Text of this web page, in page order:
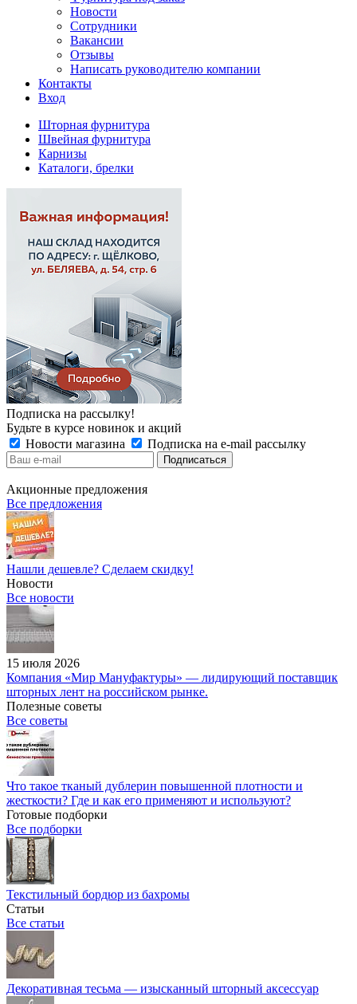
Новости
Сотрудники
Вакансии
Отзывы
Написать руководителю компании
Контакты
Вход
Шторная фурнитура
Швейная фурнитура
Карнизы
Каталоги, брелки
Подписка на рассылку!
Будьте в курсе новинок и акций
Новости магазина
Подписка на e-mail рассылку
Акционные предложения
Все предложения
Нашли дешевле? Сделаем скидку!
Новости
Все новости
15 июля 2026
Компания «Мир Мануфактуры» — лидирующий поставщик
шторных лент на российском рынке.
Полезные советы
Все советы
Что такое тканый дублерин повышенной плотности и
жесткости? Где и как его применяют и используют?
Готовые подборки
Все подборки
Текстильный бордюр из бахромы
Статьи
Все статьи
Декоративная тесьма — изысканный шторный аксессуар